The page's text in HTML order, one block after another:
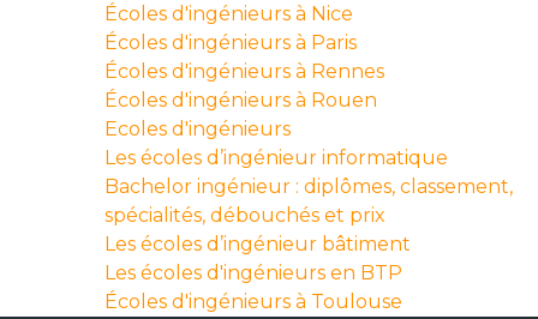
Écoles d'ingénieurs à Nice
Écoles d'ingénieurs à Paris
Écoles d'ingénieurs à Rennes
Écoles d'ingénieurs à Rouen
Ecoles d'ingénieurs
Les écoles d’ingénieur informatique
Bachelor ingénieur : diplômes, classement,
spécialités, débouchés et prix
Les écoles d’ingénieur bâtiment
Les écoles d'ingénieurs en BTP
Écoles d'ingénieurs à Toulouse